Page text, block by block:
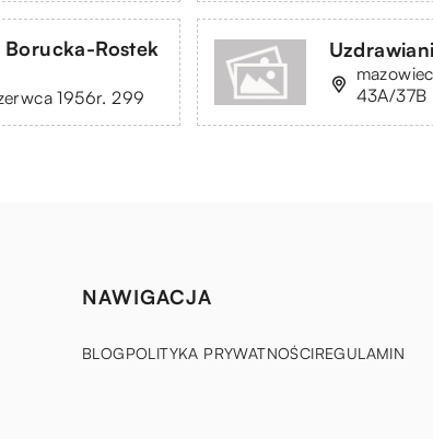
Rostek
1956r. 299
43A/37B
NAWIGACJA
BLOGPOLITYKA PRYWATNOŚCIREGULAMIN